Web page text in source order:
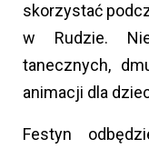
skorzystać
w Rudzie.
tanecznych,
animacji dla
Festyn